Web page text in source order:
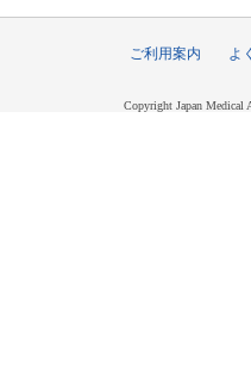
ご利用案内 よ
Copyright Japan Medical